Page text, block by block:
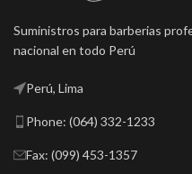
Suministros para barberias
nacional en todo Perú
Perú, Lima
Phone: (064) 332-1233
Fax: (099) 453-1357